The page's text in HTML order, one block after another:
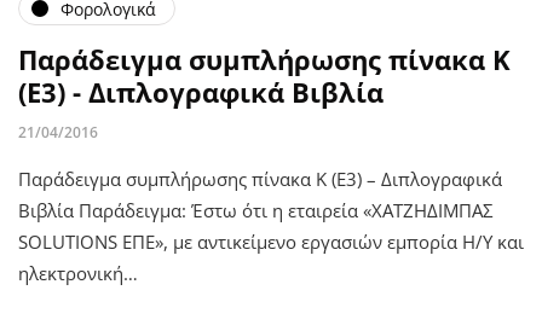
Φορολογικά
Παράδειγμα συμπλήρωσης πίνακα Κ
(Ε3) - Διπλογραφικά Βιβλία
21/04/2016
Παράδειγμα συμπλήρωσης πίνακα Κ (Ε3) – Διπλογραφικά
Βιβλία Παράδειγμα: Έστω ότι η εταιρεία «ΧΑΤΖΗΔΙΜΠΑΣ
SOLUTIONS ΕΠΕ», με αντικείμενο εργασιών εμπορία Η/Υ και
ηλεκτρονική…